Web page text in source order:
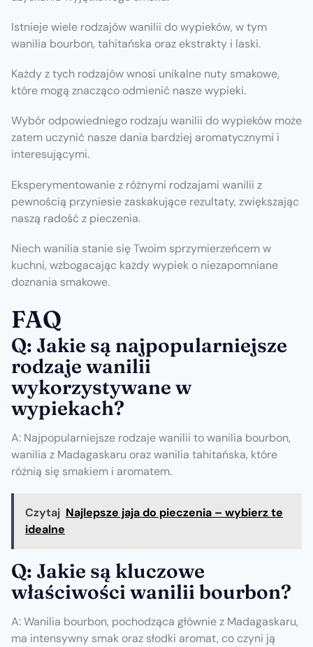
Istnieje wiele rodzajów wanilii do wypieków, w tym
wanilia bourbon, tahitańska oraz ekstrakty i laski.
Każdy z tych rodzajów wnosi unikalne nuty smakowe,
które mogą znacząco odmienić nasze wypieki.
Wybór odpowiedniego rodzaju wanilii do wypieków może
zatem uczynić nasze dania bardziej aromatycznymi i
interesującymi.
Eksperymentowanie z różnymi rodzajami wanilii z
pewnością przyniesie zaskakujące rezultaty, zwiększając
naszą radość z pieczenia.
Niech wanilia stanie się Twoim sprzymierzeńcem w
kuchni, wzbogacając każdy wypiek o niezapomniane
doznania smakowe.
FAQ
Q: Jakie są najpopularniejsze
rodzaje wanilii
wykorzystywane w
wypiekach?
A: Najpopularniejsze rodzaje wanilii to wanilia bourbon,
wanilia z Madagaskaru oraz wanilia tahitańska, które
różnią się smakiem i aromatem.
Czytaj Najlepsze jaja do pieczenia – wybierz te
idealne
Q: Jakie są kluczowe
właściwości wanilii bourbon?
A: Wanilia bourbon, pochodząca głównie z Madagaskaru,
ma intensywny smak oraz słodki aromat, co czyni ją